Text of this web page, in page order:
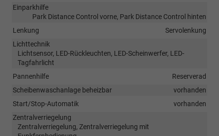
Einparkhilfe
Park Distance Control vorne, Park Distance Control hinten
Lenkung
Servolenkung
Lichttechnik
Lichtsensor, LED-Rückleuchten, LED-Scheinwerfer, LED-
Tagfahrlicht
Pannenhilfe
Reserverad
Scheibenwaschanlage beheizbar
vorhanden
Start/Stop-Automatik
vorhanden
Zentralverriegelung
Zentralverriegelung, Zentralverriegelung mit